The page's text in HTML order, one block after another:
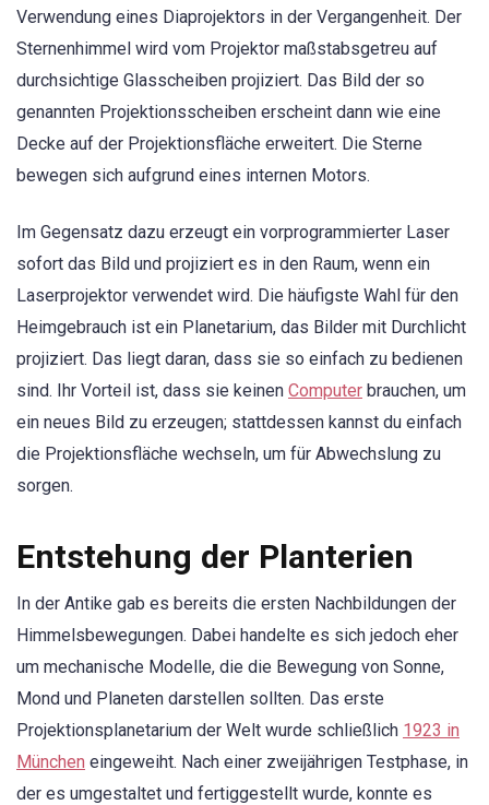
Verwendung eines Diaprojektors in der Vergangenheit. Der
Sternenhimmel wird vom Projektor maßstabsgetreu auf
durchsichtige Glasscheiben projiziert. Das Bild der so
genannten Projektionsscheiben erscheint dann wie eine
Decke auf der Projektionsfläche erweitert. Die Sterne
bewegen sich aufgrund eines internen Motors.
Im Gegensatz dazu erzeugt ein vorprogrammierter Laser
sofort das Bild und projiziert es in den Raum, wenn ein
Laserprojektor verwendet wird. Die häufigste Wahl für den
Heimgebrauch ist ein Planetarium, das Bilder mit Durchlicht
projiziert. Das liegt daran, dass sie so einfach zu bedienen
sind. Ihr Vorteil ist, dass sie keinen Computer brauchen, um
ein neues Bild zu erzeugen; stattdessen kannst du einfach
die Projektionsfläche wechseln, um für Abwechslung zu
sorgen.
Entstehung der Planterien
In der Antike gab es bereits die ersten Nachbildungen der
Himmelsbewegungen. Dabei handelte es sich jedoch eher
um mechanische Modelle, die die Bewegung von Sonne,
Mond und Planeten darstellen sollten. Das erste
Projektionsplanetarium der Welt wurde schließlich 1923 in
München eingeweiht. Nach einer zweijährigen Testphase, in
der es umgestaltet und fertiggestellt wurde, konnte es